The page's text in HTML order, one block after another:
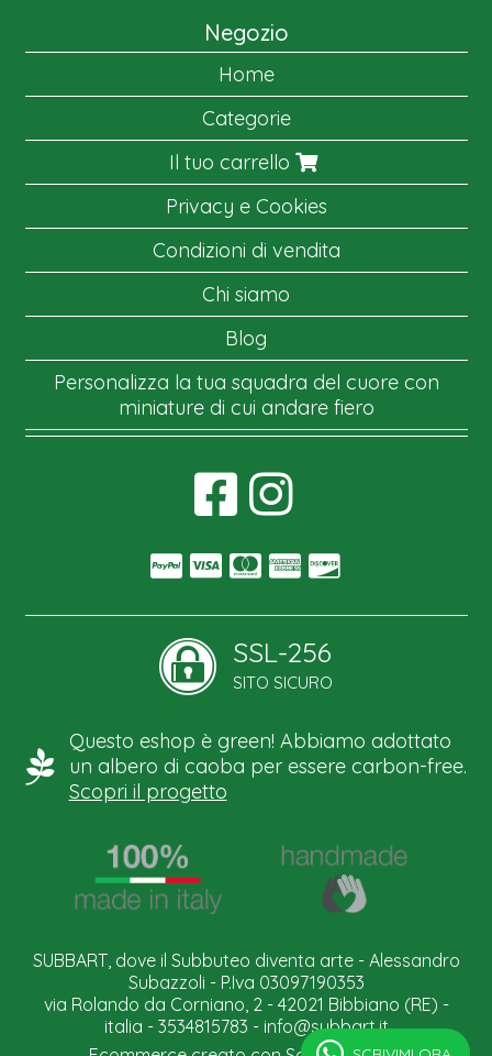
Negozio
Home
Categorie
Il tuo carrello
Privacy e Cookies
Condizioni di vendita
Chi siamo
Blog
Personalizza la tua squadra del cuore con
miniature di cui andare fiero
SSL-256
SITO SICURO
Questo eshop è green! Abbiamo adottato
un albero di caoba per essere carbon-free.
Scopri il progetto
SUBBART, dove il Subbuteo diventa arte - Alessandro
Subazzoli - P.Iva 03097190353
via Rolando da Corniano, 2 - 42021 Bibbiano (RE) -
italia - 3534815783 - info@subbart.it